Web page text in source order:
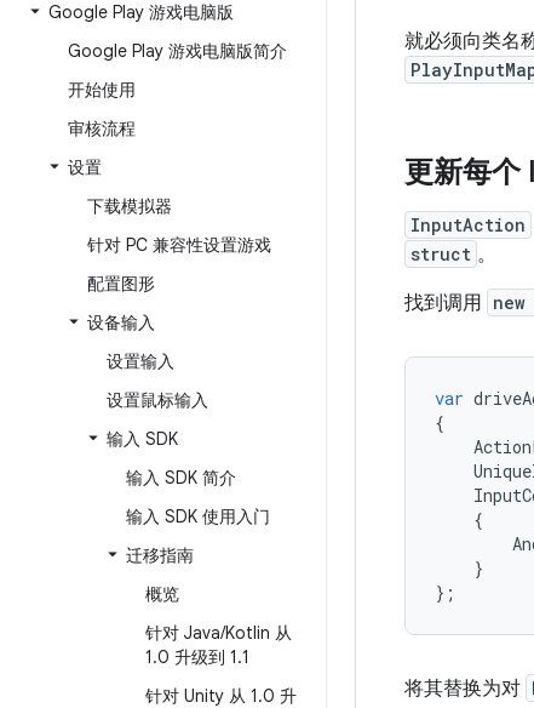
Google Play 游戏电脑版
Google Play 游戏电脑版简介
开始使用
审核流程
设置
下载模拟器
针对 PC 兼容性设置游戏
配置图形
设备输入
设置输入
设置鼠标输入
输入 SDK
输入 SDK 简介
输入 SDK 使用入门
迁移指南
概览
针对 Java/Kotlin 从
1.0 升级到 1.1
针对 Unity 从 1.0 升
就必须向类名
更新每个
InputAction
struct 。
找到调用
var
{
{
}
};
将其替换为对